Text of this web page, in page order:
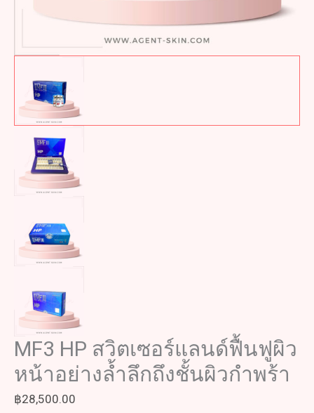
MF3 HP สวิตเซอร์แลนด์ฟื้นฟูผิว
หน้าอย่างล้ำลึกถึงชั้นผิวกำพร้า
฿28,500.00